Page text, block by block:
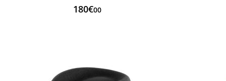
180€00